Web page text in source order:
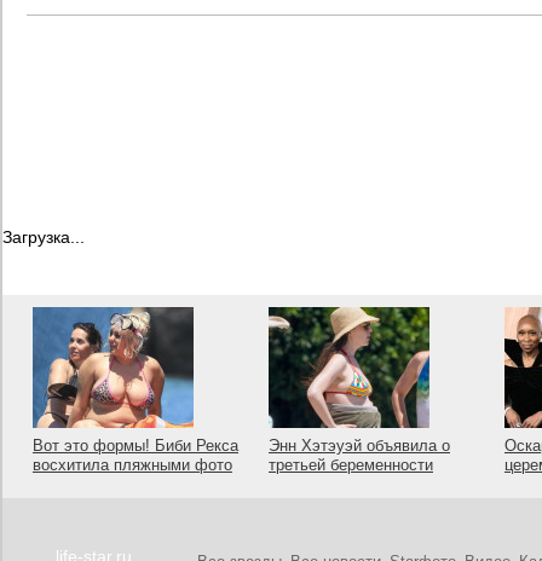
Загрузка...
Вот это формы! Биби Рекса
восхитила пляжными фото
Энн Хэтэуэй объявила о
третьей беременности
life-star.ru